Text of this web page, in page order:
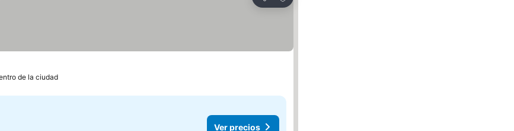
Compartir
de la ciudad
Ver precios